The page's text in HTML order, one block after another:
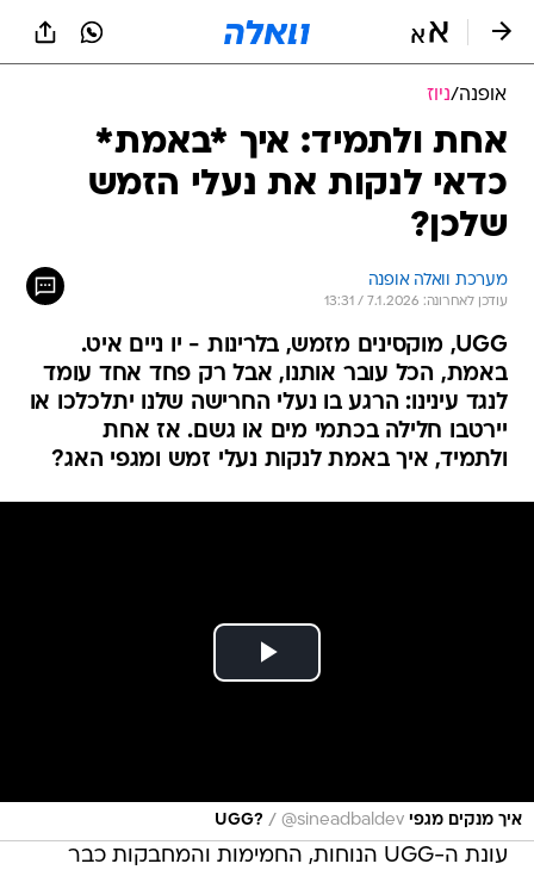
אופנה/ניוז
אחת ולתמיד: איך *באמת*
כדאי לנקות את נעלי הזמש
שלכן?
מערכת וואלה אופנה
עודכן לאחרונה: 7.1.2026 / 13:31
UGG, מוקסינים מזמש, בלרינות - יו ניים איט.
באמת, הכל עובר אותנו, אבל רק פחד אחד עומד
לנגד עינינו: הרגע בו נעלי החרישה שלנו יתלכלכו או
יירטבו חלילה בכתמי מים או גשם. אז אחת
ולתמיד, איך באמת לנקות נעלי זמש ומגפי האג?
איך מנקים מגפי UGG? / @sineadbaldev
עונת ה-UGG הנוחות, החמימות והמחבקות כבר